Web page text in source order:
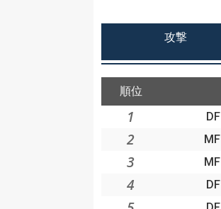
攻撃
順位
1 DF
2 MF
3 MF
4 DF